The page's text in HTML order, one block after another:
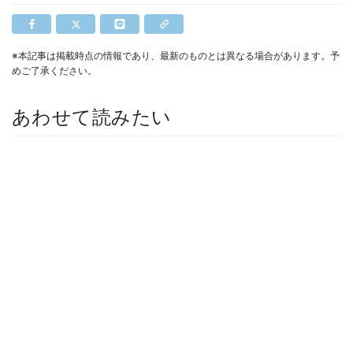
※本記事は掲載時点の情報であり、最新のものとは異なる場合があります。予
めご了承ください。
あわせて読みたい